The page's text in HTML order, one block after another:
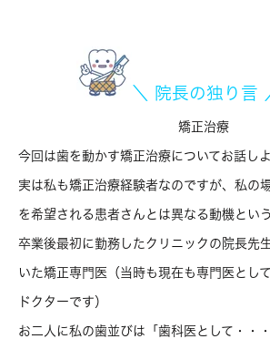
＼ 院長の独り言
矯正治療
今回は歯を動かす矯正治療についてお話し
実は私も矯正治療経験者なのですが、私の
を希望される患者さんとは異なる動機とい
卒業後最初に勤務したクリニックの院長先
いた矯正専門医（当時も現在も専門医とし
ドクターです）
お二人に私の歯並びは「歯科医として・・